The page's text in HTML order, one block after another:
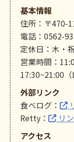
基本情報
住所：〒470-
電話：0562-
定休日：木・
営業時間：
17:30~21:00（
外部リンク
食べログ：
Retty：
リ
アクセス